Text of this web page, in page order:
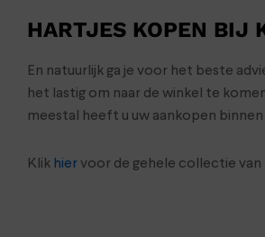
HARTJES KOPEN BIJ
En natuurlijk ga je voor het beste
het lastig om naar de winkel te
meestal heeft u uw aankopen binnen
Klik hiervoor de gehele collectie van